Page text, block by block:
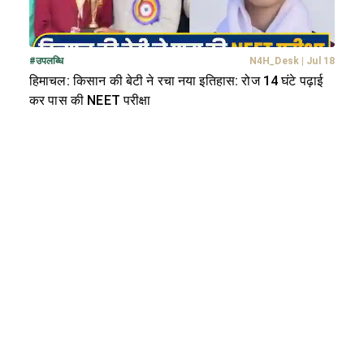
#उपलब्धि N4H_Desk| Jul 18
हिमाचल: किसान की बेटी ने रचा नया इतिहास: रोज 14 घंटे पढ़ाई
कर पास की NEET परीक्षा